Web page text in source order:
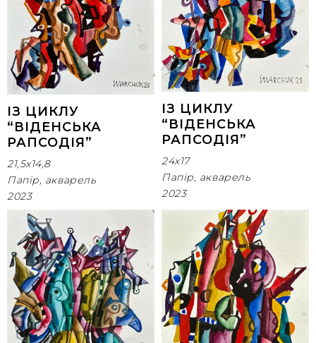
ІЗ ЦИКЛУ
“ВІДЕНСЬКА
РАПСОДІЯ”
21,5x14,8
Папір, акварель
2023
ІЗ ЦИКЛУ
“ВІДЕНСЬКА
РАПСОДІЯ”
24x17
Папір, акварель
2023